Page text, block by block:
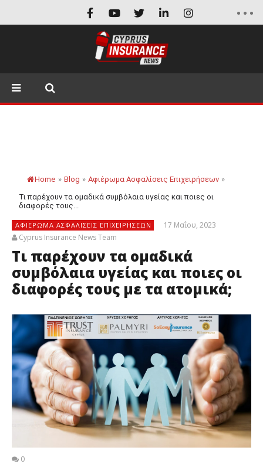
Home » Blog » Αφιέρωμα Ασφαλίσεις Επιχειρήσεων »
Τι παρέχουν τα ομαδικά συμβόλαια υγείας και ποιες οι
διαφορές τους...
ΑΦΙΈΡΩΜΑ ΑΣΦΑΛΊΣΕΙΣ ΕΠΙΧΕΙΡΉΣΕΩΝ
17 Μαΐου, 2023
Cyprus Insurance News Team
Τι παρέχουν τα ομαδικά
συμβόλαια υγείας και ποιες οι
διαφορές τους με τα ατομικά;
0